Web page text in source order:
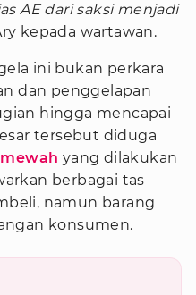
AE dari saksi menjadi
kepada wartawan.
ini bukan perkara
dan penggelapan
hingga mencapai
tersebut diduga
yang dilakukan
berbagai tas
namun barang
konsumen.